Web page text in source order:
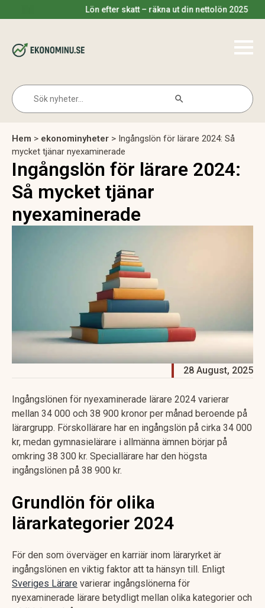
Lön efter skatt – räkna ut din nettolön 2025
for:
Hem > ekonominyheter > Ingångslön för lärare 2024: Så
mycket tjänar nyexaminerade
Ingångslön för lärare 2024:
Så mycket tjänar
nyexaminerade
28 August, 2025
Ingångslönen för nyexaminerade lärare 2024 varierar
mellan 34 000 och 38 900 kronor per månad beroende på
lärargrupp. Förskollärare har en ingångslön på cirka 34 000
kr, medan gymnasielärare i allmänna ämnen börjar på
omkring 38 300 kr. Speciallärare har den högsta
ingångslönen på 38 900 kr.
Grundlön för olika
lärarkategorier 2024
För den som överväger en karriär inom läraryrket är
ingångslönen en viktig faktor att ta hänsyn till. Enligt
Sveriges Lärare varierar ingångslönerna för
nyexaminerade lärare betydligt mellan olika kategorier och